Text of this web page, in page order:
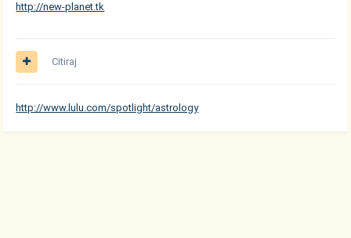
http://new-planet.tk
Citiraj
http://www.lulu.com/spotlight/astrology